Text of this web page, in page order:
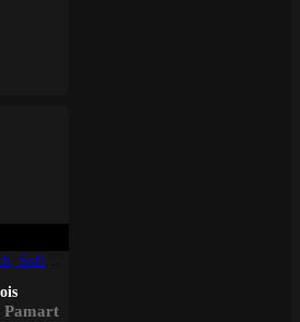
Pamart